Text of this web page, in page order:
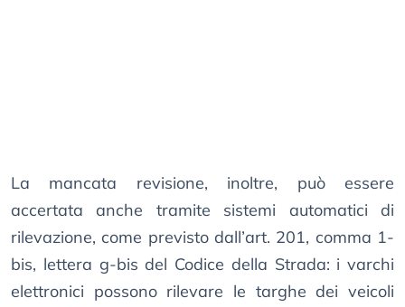
La mancata revisione, inoltre, può essere
accertata anche tramite sistemi automatici di
rilevazione, come previsto dall’art. 201, comma 1-
bis, lettera g-bis del Codice della Strada: i varchi
elettronici possono rilevare le targhe dei veicoli